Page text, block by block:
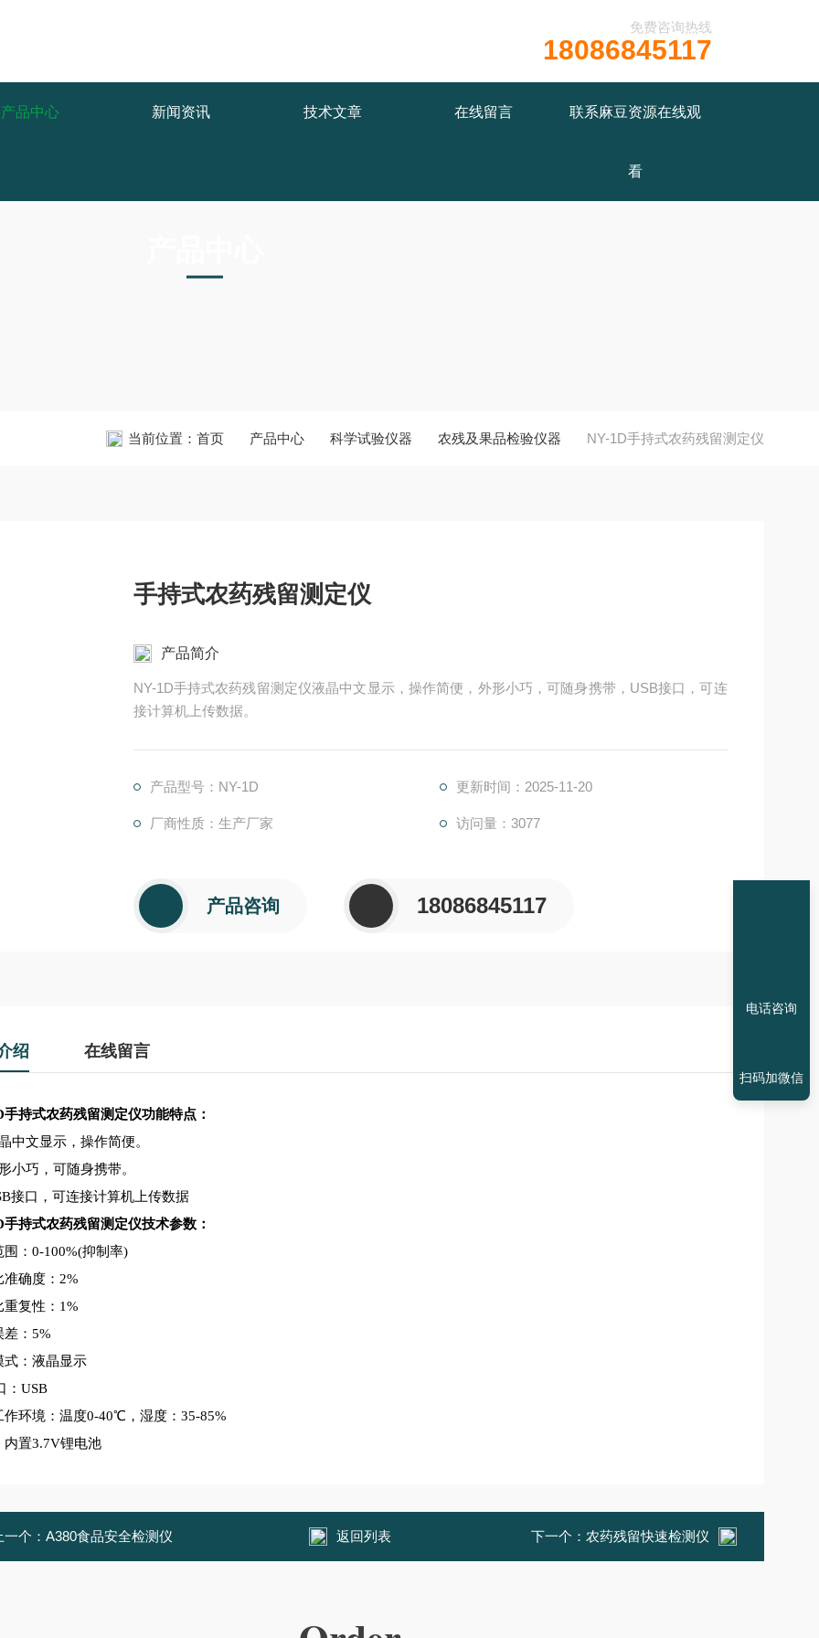
免费咨询热线
18086845117
产品中心 新闻资讯 技术文章 在线留言 联系麻豆资源在线观
看
当前位置： 首页 产品中心 科学试验仪器 农残及果品检验仪器 NY-1D手持式农药残留测定仪
手持式农药残留测定仪
产品简介
NY-1D手持式农药残留测定仪液晶中文显示，操作简便，外形小巧，可随身携带，USB接口，可连
接计算机上传数据。
产品型号：NY-1D 更新时间：2025-11-20
厂商性质：生产厂家 访问量：3077
产品咨询 18086845117
绍 在线留言
手持式农药残留测定仪功能特点：
中文显示，操作简便。
小巧，可随身携带。
接口，可连接计算机上传数据
手持式农药残留测定仪技术参数：
围：0-100%(抑制率)
准确度：2%
重复性：1%
差：5%
式：液晶显示
：USB
作环境：温度0-40℃，湿度：35-85%
内置3.7V锂电池
一个： A380食品安全检测仪 返回列表 下一个： 农药残留快速检测仪
电话咨询
扫码加微信